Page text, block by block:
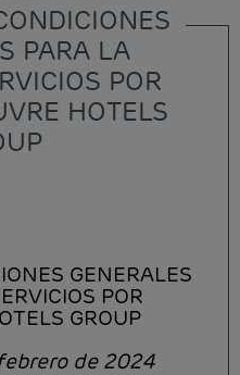
PARA LA
POR
HOTELS
GENERALES
POR
GROUP
de 2024